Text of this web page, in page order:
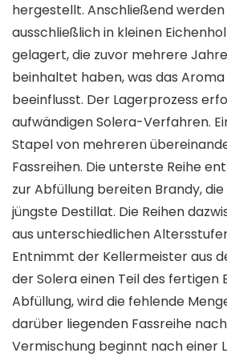
hergestellt. Anschließend
ausschließlich in kleinen
gelagert, die zuvor mehrere
beinhaltet haben, was das
beeinflusst. Der Lagerprozess
aufwändigen Solera-Verfahren.
Stapel von mehreren
Fassreihen. Die unterste Reihe
zur Abfüllung bereiten Brandy,
jüngste Destillat. Die Reihen
aus unterschiedlichen
Entnimmt der Kellermeister aus
der Solera einen Teil des fertigen
Abfüllung, wird die fehlende
darüber liegenden Fassreihe
Vermischung beginnt nach einer